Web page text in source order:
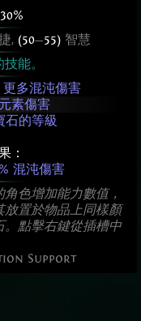
, (50—55)智慧
能。
更多混沌傷害
素傷害
石的等級
：
% 混沌傷害
色增加能力數值，
放置於物品上同樣顏
。點擊右鍵從插槽中
Support